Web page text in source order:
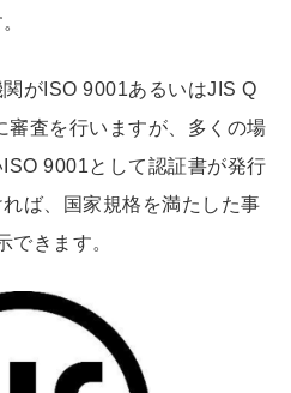
がISO 9001あるいはJIS Q
査を行いますが、多くの場
9001として認証書が発行
ば、国家規格を満たした事
できます。